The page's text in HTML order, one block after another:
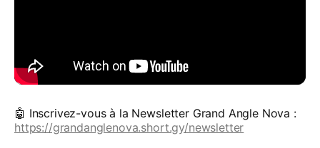
🤖 Inscrivez-vous à la Newsletter Grand Angle Nova :
https://grandanglenova.short.gy/newsletter